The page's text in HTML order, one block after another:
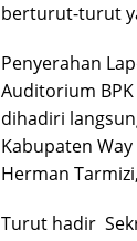
berturut-turut
Penyerahan
Auditorium BPK
dihadiri
Kabupaten
Herman
Turut hadir